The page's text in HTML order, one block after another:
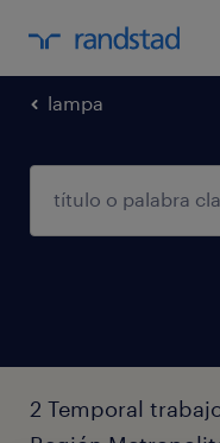
lampa
2 Temporal